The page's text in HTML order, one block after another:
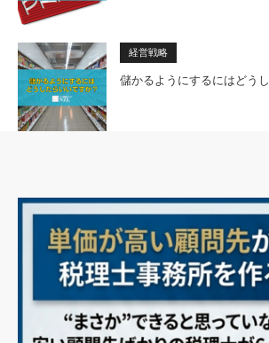
経営戦略
儲かるようにするにはどう